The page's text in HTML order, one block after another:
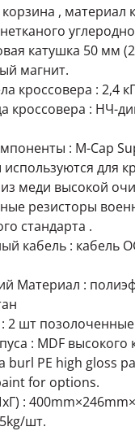
, материал
катушка 50 мм
магнит.
кроссовера : 2,4
кроссовера : НЧ-
: M-Cap
для
меди высокой
резисторы
стандарта .
кабель : кабель
Материал :
2 шт
: MDF высокого
burl PE high gloss
for options.
:
шт.